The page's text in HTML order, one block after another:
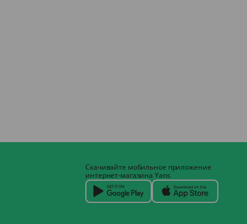
Скачивайте мобильное приложение
интернет-магазина Yans